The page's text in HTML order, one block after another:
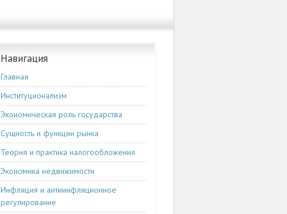
Навигация
Главная
Институционализм
Экономическая роль государства
Сущность и функции рынка
Теория и практика налогообложения
Экономика недвижимости
Инфляция и антиинфляционное
регулирование